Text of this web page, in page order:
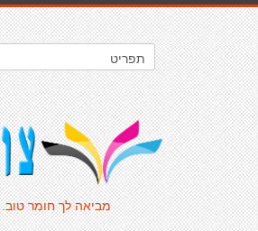
מביאה לך חומר טוב.